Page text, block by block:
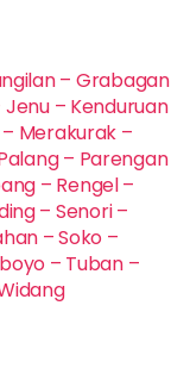
– Grabagan
– Kenduruan
Merakurak –
– Parengan
– Rengel –
– Senori –
– Soko –
– Tuban –